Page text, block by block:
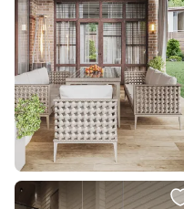
8 337 ₽ 4 768 ₽
Подвес Odeon Light OKIA E27
1*40W (тип лампы СВЕЧА) 220V
4671/1